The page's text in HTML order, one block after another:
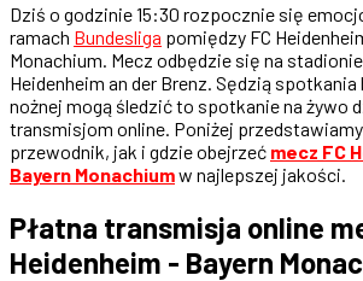
Dziś o godzinie 15:30 rozpocznie się
ramach Bundesliga pomiędzy FC
Monachium. Mecz odbędzie się na
Heidenheim an der Brenz. Sędzią spotkania
nożnej mogą śledzić to spotkanie na żywo
transmisjom online. Poniżej
przewodnik, jak i gdzie obejrzeć mecz FC
Bayern Monachiumw najlepszej jakości.
Płatna transmisja online
Heidenheim - Bayern